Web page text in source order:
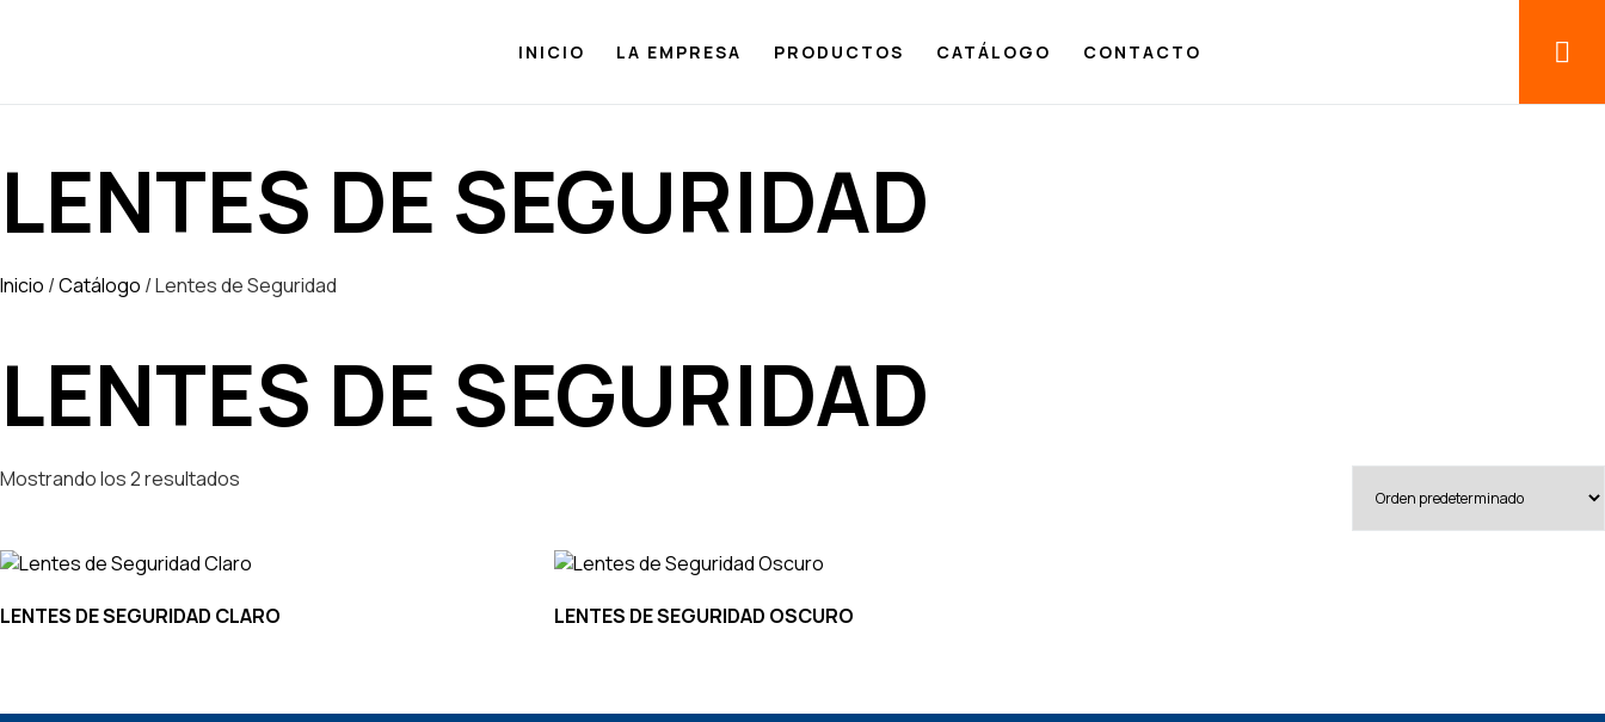
INICIO LA EMPRESA PRODUCTOS CATÁLOGO CONTACTO
LENTES DE SEGURIDAD
Inicio /Catálogo / Lentes de Seguridad
LENTES DE SEGURIDAD
Mostrando los 2 resultados
LENTES DE SEGURIDAD CLARO LENTES DE SEGURIDAD OSCURO